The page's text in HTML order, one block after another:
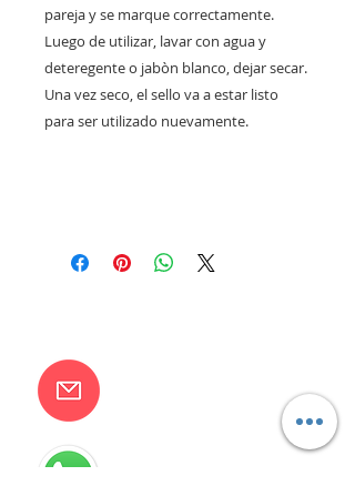
pareja y se marque correctamente.
Luego de utilizar, lavar con agua y
deteregente o jabòn blanco, dejar secar.
Una vez seco, el sello va a estar listo
para ser utilizado nuevamente.
camilaventas@yahoo.com.ar